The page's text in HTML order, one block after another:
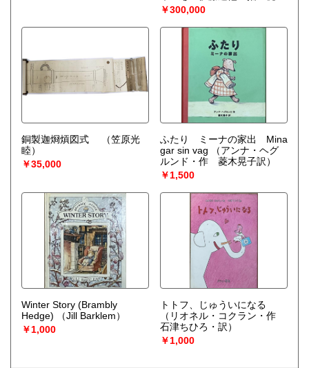
芳雄他）
￥300,000
銅製迦烱熕図式
（笠原光
睦）
￥35,000
ふたり ミーナの家出 Mina
gar sin vag
（アンナ・ヘグ
ルンド・作 菱木晃子訳）
￥1,500
Winter Story (Brambly
Hedge)
（Jill Barklem）
￥1,000
トトフ、じゅういになる
（リオネル・コクラン・作
石津ちひろ・訳）
￥1,000